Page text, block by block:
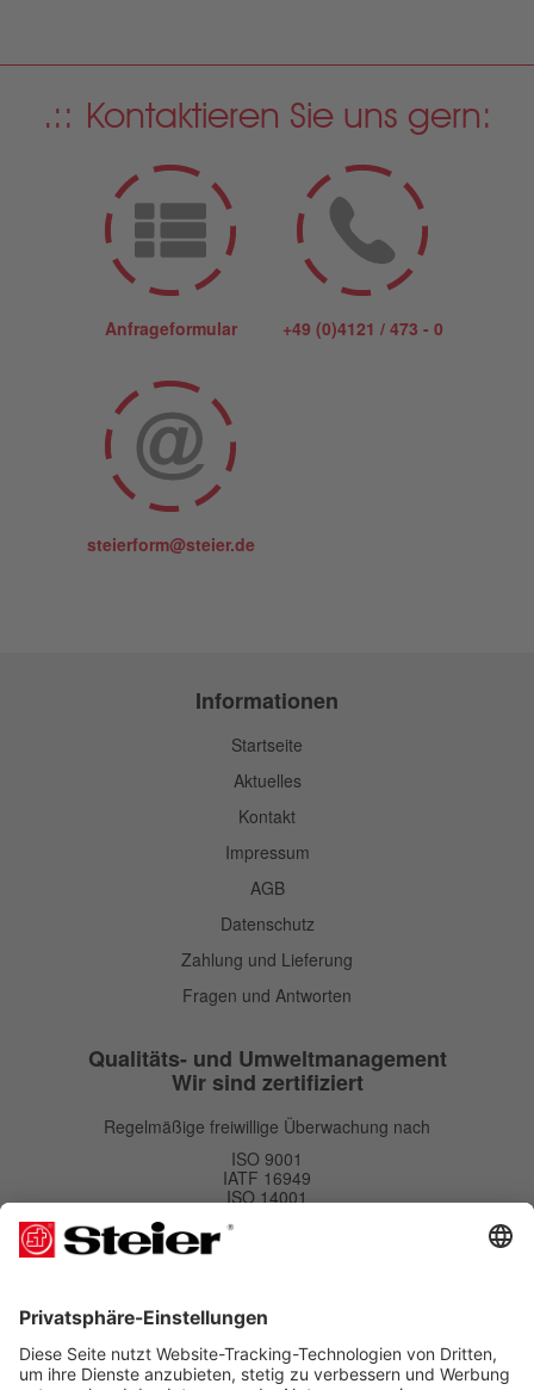
Kontaktieren Sie uns gern:
Anfrageformular +49 (0)4121 / 473 - 0
steierform@steier.de
Informationen
Startseite
Aktuelles
Kontakt
Impressum
AGB
Datenschutz
Zahlung und Lieferung
Fragen und Antworten
Qualitäts- und Umweltmanagement
Wir sind zertifiziert
Regelmäßige freiwillige Überwachung nach
ISO 9001
IATF 16949
ISO 14001
Kostenlos bestellen und Vorteile sichern. Eine Abmeldung ist jederzeit möglich.